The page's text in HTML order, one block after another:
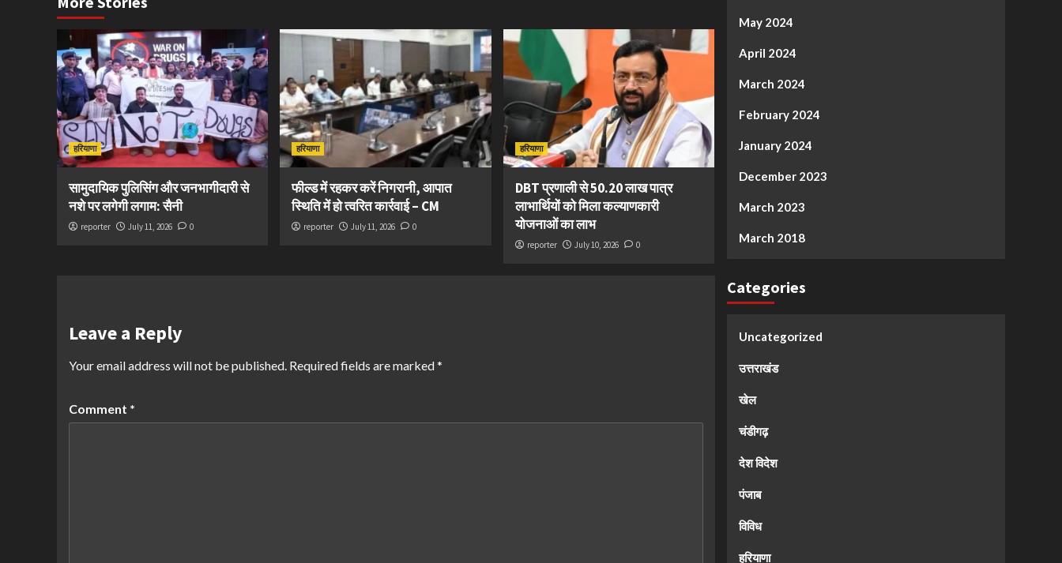
हरियाणा
सामुदायिक पुलिसिंग और जनभागीदारी से
नशे पर लगेगी लगाम: सैनी
reporter July 11, 2026 0
हरियाणा
फील्ड में रहकर करें निगरानी, आपात
स्थिति में हो त्वरित कार्रवाई – CM
reporter July 11, 2026 0
हरियाणा
DBT प्रणाली से 50.20 लाख पात्र
लाभार्थियों को मिला कल्याणकारी
योजनाओं का लाभ
reporter July 10, 2026 0
Leave a Reply
Your email address will not be published. Required fields are marked*
Comment *
May 2024
April 2024
March 2024
February 2024
January 2024
December 2023
March 2023
March 2018
Categories
Uncategorized
उत्तराखंड
खेल
चंडीगढ़
देश विदेश
पंजाब
विविध
हरियाणा